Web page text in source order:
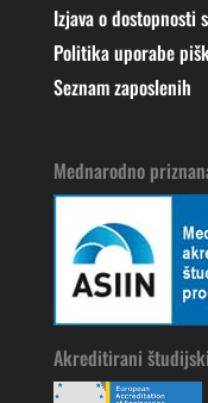
Izjava o dostopnosti
Politika uporabe
Seznam zaposlenih
Mednarodno
Akreditirani